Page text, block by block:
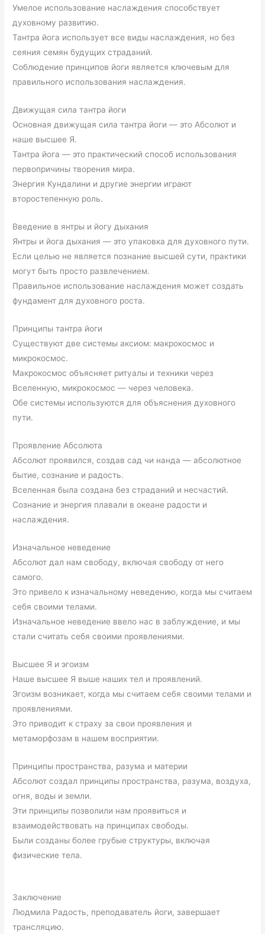
Умелое использование наслаждения способствует
духовному развитию.
Тантра йога использует все виды наслаждения, но без
сеяния семян будущих страданий.
Соблюдение принципов йоги является ключевым для
правильного использования наслаждения.
Движущая сила тантра йоги
Основная движущая сила тантра йоги — это Абсолют и
наше высшее Я.
Тантра йога — это практический способ использования
первопричины творения мира.
Энергия Кундалини и другие энергии играют
второстепенную роль.
Введение в янтры и йогу дыхания
Янтры и йога дыхания — это упаковка для духовного пути.
Если целью не является познание высшей сути, практики
могут быть просто развлечением.
Правильное использование наслаждения может создать
фундамент для духовного роста.
Принципы тантра йоги
Существуют две системы аксиом: макрокосмос и
микрокосмос.
Макрокосмос объясняет ритуалы и техники через
Вселенную, микрокосмос — через человека.
Обе системы используются для объяснения духовного
пути.
Проявление Абсолюта
Абсолют проявился, создав сад чи нанда — абсолютное
бытие, сознание и радость.
Вселенная была создана без страданий и несчастий.
Сознание и энергия плавали в океане радости и
наслаждения.
Изначальное неведение
Абсолют дал нам свободу, включая свободу от него
самого.
Это привело к изначальному неведению, когда мы считаем
себя своими телами.
Изначальное неведение ввело нас в заблуждение, и мы
стали считать себя своими проявлениями.
Высшее Я и эгоизм
Наше высшее Я выше наших тел и проявлений.
Эгоизм возникает, когда мы считаем себя своими телами и
проявлениями.
Это приводит к страху за свои проявления и
метаморфозам в нашем восприятии.
Принципы пространства, разума и материи
Абсолют создал принципы пространства, разума, воздуха,
огня, воды и земли.
Эти принципы позволили нам проявиться и
взаимодействовать на принципах свободы.
Были созданы более грубые структуры, включая
физические тела.
Заключение
Людмила Радость, преподаватель йоги, завершает
трансляцию.